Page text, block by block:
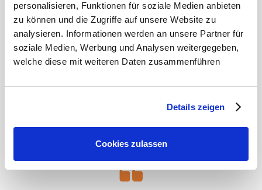
personalisieren, Funktionen für soziale Medien anbieten
zu können und die Zugriffe auf unsere Website zu
analysieren. Informationen werden an unsere Partner für
soziale Medien, Werbung und Analysen weitergegeben,
welche diese mit weiteren Daten zusammenführen
Details zeigen
Cookies zulassen